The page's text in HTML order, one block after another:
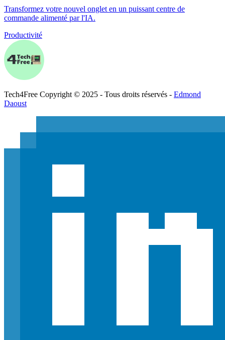
Transformez votre nouvel onglet en un puissant centre de
commande alimenté par l'IA.
Productivité
Tech4Free Copyright © 2025 - Tous droits réservés - Edmond
Daoust